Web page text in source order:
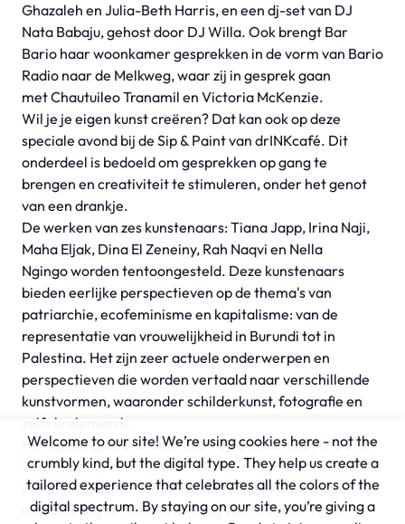
Ghazaleh en Julia-Beth Harris, en een dj-set van DJ
Nata Babaju, gehost door DJ Willa. Ook brengt Bar
Bario haar woonkamer gesprekken in de vorm van Bario
Radio naar de Melkweg, waar zij in gesprek gaan
met Chautuileo Tranamil en Victoria McKenzie.
Wil je je eigen kunst creëren? Dat kan ook op deze
speciale avond bij de Sip & Paint van drINKcafé. Dit
onderdeel is bedoeld om gesprekken op gang te
brengen en creativiteit te stimuleren, onder het genot
van een drankje.
De werken van zes kunstenaars: Tiana Japp, Irina Naji,
Maha Eljak, Dina El Zeneiny, Rah Naqvi en Nella
Ngingo worden tentoongesteld. Deze kunstenaars
bieden eerlijke perspectieven op de thema's van
patriarchie, ecofeminisme en kapitalisme: van de
representatie van vrouwelijkheid in Burundi tot in
Palestina. Het zijn zeer actuele onderwerpen en
perspectieven die worden vertaald naar verschillende
kunstvormen, waaronder schilderkunst, fotografie en
zelfs kralenwerk.
Het openingsevenement start op 8 maart van 17:00 tot
22:00, de expositie is dan ook te zien tot en met 28 april
in Melkweg Expo. Vanaf 9 maart is de expositie open op
elke dinsdag tot en met zondag van 11:00 tot 19:00.
Welcome to our site! We’re using cookies here - not the
crumbly kind, but the digital type. They help us create a
tailored experience that celebrates all the colors of the
digital spectrum. By staying on our site, you’re giving a